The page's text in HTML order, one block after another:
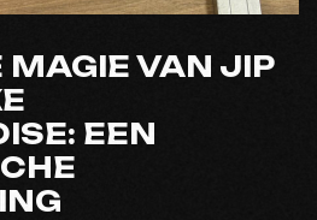
MAGIE VAN JIP
EEN